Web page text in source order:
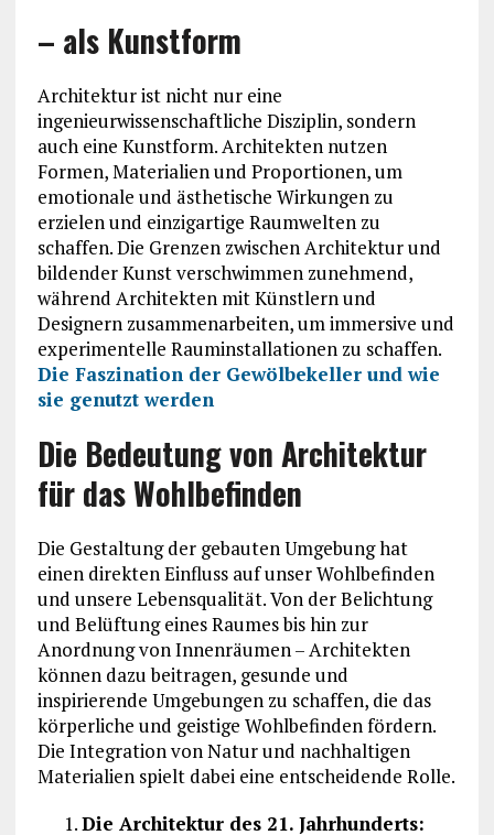
– als Kunstform
Architektur ist nicht nur eine
ingenieurwissenschaftliche Disziplin, sondern
auch eine Kunstform. Architekten nutzen
Formen, Materialien und Proportionen, um
emotionale und ästhetische Wirkungen zu
erzielen und einzigartige Raumwelten zu
schaffen. Die Grenzen zwischen Architektur und
bildender Kunst verschwimmen zunehmend,
während Architekten mit Künstlern und
Designern zusammenarbeiten, um immersive und
experimentelle Rauminstallationen zu schaffen.
Die Faszination der Gewölbekeller und wie
sie genutzt werden
Die Bedeutung von Architektur
für das Wohlbefinden
Die Gestaltung der gebauten Umgebung hat
einen direkten Einfluss auf unser Wohlbefinden
und unsere Lebensqualität. Von der Belichtung
und Belüftung eines Raumes bis hin zur
Anordnung von Innenräumen – Architekten
können dazu beitragen, gesunde und
inspirierende Umgebungen zu schaffen, die das
körperliche und geistige Wohlbefinden fördern.
Die Integration von Natur und nachhaltigen
Materialien spielt dabei eine entscheidende Rolle.
Die Architektur des 21. Jahrhunderts: